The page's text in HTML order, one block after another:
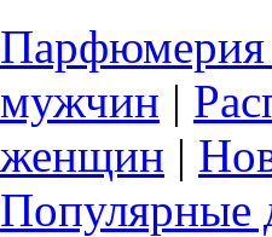
мужчин |
женщин |
Популярные